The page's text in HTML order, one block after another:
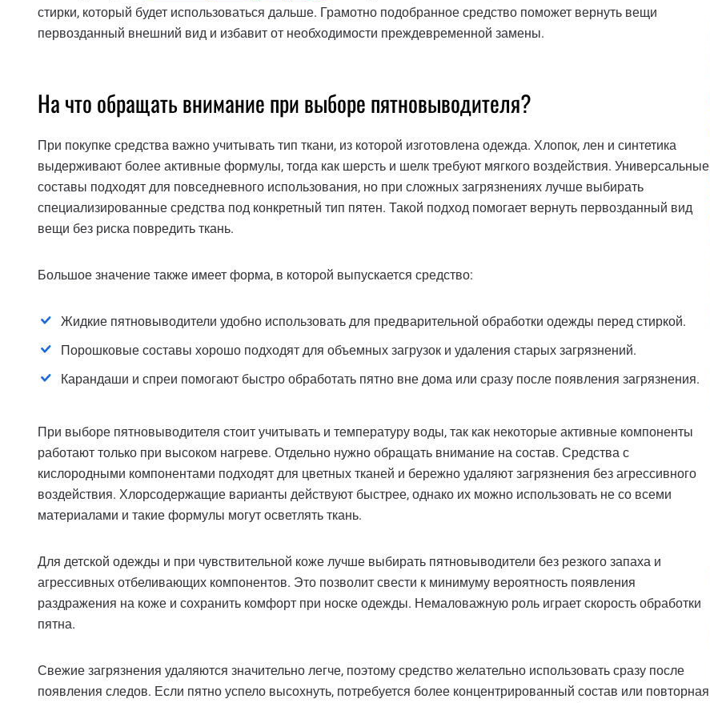
стирки, который будет использоваться дальше. Грамотно подобранное средство поможет вернуть вещи
первозданный внешний вид и избавит от необходимости преждевременной замены.
На что обращать внимание при выборе пятновыводителя?
При покупке средства важно учитывать тип ткани, из которой изготовлена одежда. Хлопок, лен и синтетика
выдерживают более активные формулы, тогда как шерсть и шелк требуют мягкого воздействия. Универсальные
составы подходят для повседневного использования, но при сложных загрязнениях лучше выбирать
специализированные средства под конкретный тип пятен. Такой подход помогает вернуть первозданный вид
вещи без риска повредить ткань.
Большое значение также имеет форма, в которой выпускается средство:
Жидкие пятновыводители удобно использовать для предварительной обработки одежды перед стиркой.
Порошковые составы хорошо подходят для объемных загрузок и удаления старых загрязнений.
Карандаши и спреи помогают быстро обработать пятно вне дома или сразу после появления загрязнения.
При выборе пятновыводителя стоит учитывать и температуру воды, так как некоторые активные компоненты
работают только при высоком нагреве. Отдельно нужно обращать внимание на состав. Средства с
кислородными компонентами подходят для цветных тканей и бережно удаляют загрязнения без агрессивного
воздействия. Хлорсодержащие варианты действуют быстрее, однако их можно использовать не со всеми
материалами и такие формулы могут осветлять ткань.
Для детской одежды и при чувствительной коже лучше выбирать пятновыводители без резкого запаха и
агрессивных отбеливающих компонентов. Это позволит свести к минимуму вероятность появления
раздражения на коже и сохранить комфорт при носке одежды. Немаловажную роль играет скорость обработки
пятна.
Свежие загрязнения удаляются значительно легче, поэтому средство желательно использовать сразу после
появления следов. Если пятно успело высохнуть, потребуется более концентрированный состав или повторная